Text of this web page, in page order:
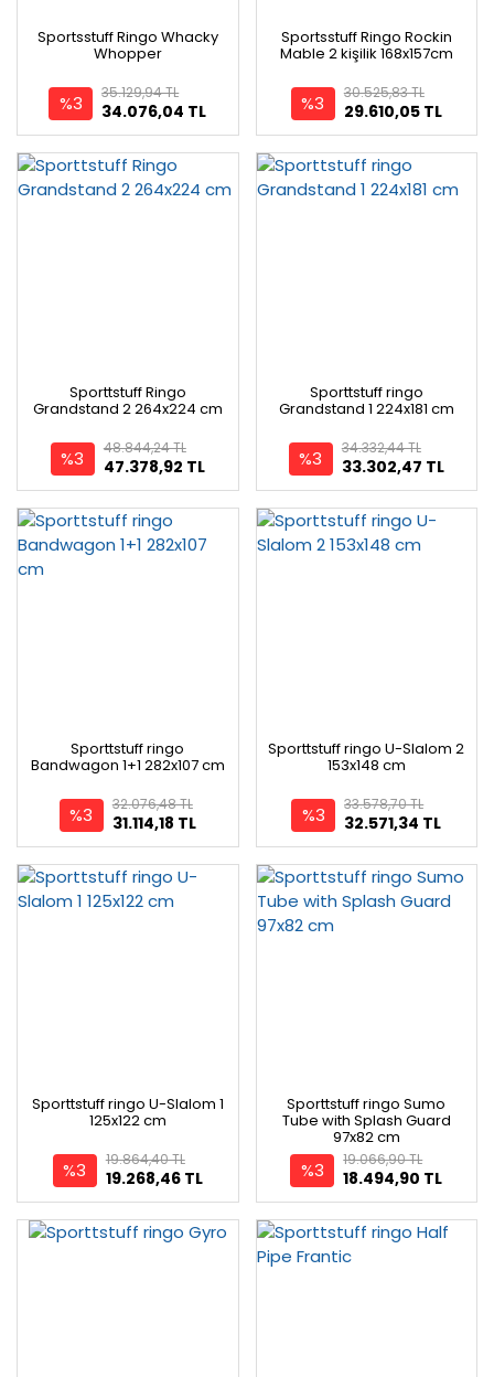
Sportsstuff Ringo Whacky
Whopper
%3 34.076,04 TL
35.129,94 TL
Sportsstuff Ringo Rockin
Mable 2 kişilik 168x157cm
%3 29.610,05 TL
30.525,83 TL
Sporttstuff Ringo
Grandstand 2 264x224 cm
%3 47.378,92 TL
48.844,24 TL
Sporttstuff ringo
Grandstand 1 224x181 cm
%3 33.302,47 TL
34.332,44 TL
Sporttstuff ringo
Bandwagon 1+1 282x107 cm
%3 31.114,18 TL
32.076,48 TL
Sporttstuff ringo U-Slalom 2
153x148 cm
%3 32.571,34 TL
33.578,70 TL
Sporttstuff ringo U-Slalom 1
125x122 cm
%3 19.268,46 TL
19.864,40 TL
Sporttstuff ringo Sumo
Tube with Splash Guard
97x82 cm
%3 18.494,90 TL
19.066,90 TL